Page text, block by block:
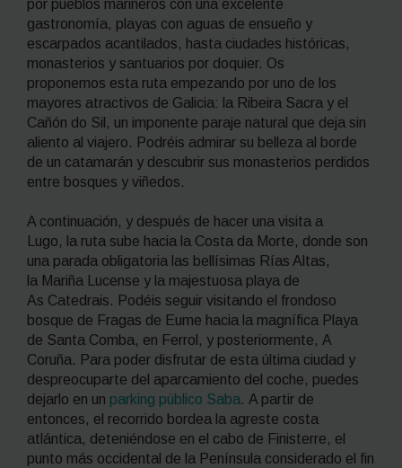
por pueblos marineros con una excelente
gastronomía, playas con aguas de ensueño y
escarpados acantilados, hasta ciudades históricas,
monasterios y santuarios por doquier. Os
proponemos esta ruta empezando por uno de los
mayores atractivos de Galicia: la Ribeira Sacra y el
Cañón do Sil, un imponente paraje natural que deja sin
aliento al viajero. Podréis admirar su belleza al borde
de un catamarán y descubrir sus monasterios perdidos
entre bosques y viñedos.
A continuación, y después de hacer una visita a
Lugo, la ruta sube hacia la Costa da Morte, donde son
una parada obligatoria las bellísimas Rías Altas,
la Mariña Lucense y la majestuosa playa de
As Catedrais. Podéis seguir visitando el frondoso
bosque de Fragas de Eume hacia la magnífica Playa
de Santa Comba, en Ferrol, y posteriormente, A
Coruña. Para poder disfrutar de esta última ciudad y
despreocuparte del aparcamiento del coche, puedes
dejarlo en un parking público Saba. A partir de
entonces, el recorrido bordea la agreste costa
atlántica, deteniéndose en el cabo de Finisterre, el
punto más occidental de la Península considerado el fin